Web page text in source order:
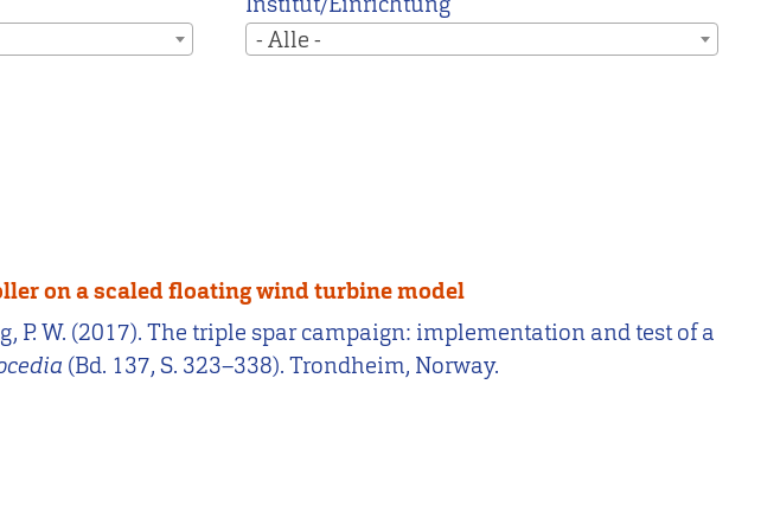
- Alle -
on a scaled floating wind turbine model
P. W. (2017). The triple spar campaign: implementation and test of a
(Bd. 137, S. 323–338). Trondheim, Norway.